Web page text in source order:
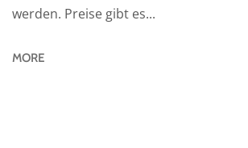
werden. Preise gibt es...
MORE